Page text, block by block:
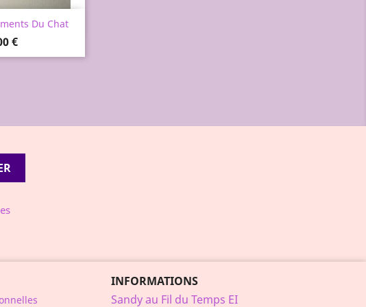
Du Chat
€
rapide
INFORMATIONS
Sandy au Fil du Temps EI